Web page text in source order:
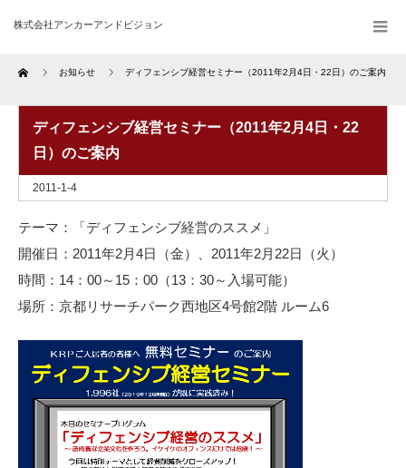
株式会社アンカーアンドビジョン
Home お知らせ ディフェンシブ経営セミナー（2011年2月4日・22日）のご案内
ディフェンシブ経営セミナー（2011年2月4日・22
日）のご案内
2011-1-4
テーマ：「ディフェンシブ経営のススメ」
開催日：2011年2月4日（金）、2011年2月22日（火）
時間：14：00～15：00（13：30～入場可能）
場所：京都リサーチパーク西地区4号館2階 ルーム6